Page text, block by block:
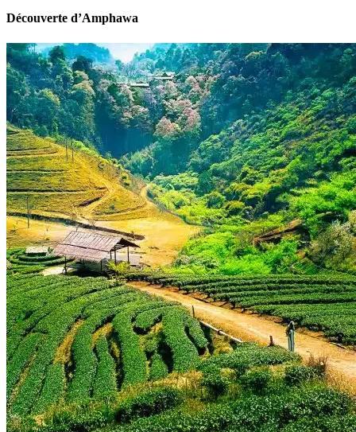
Découverte d’Amphawa